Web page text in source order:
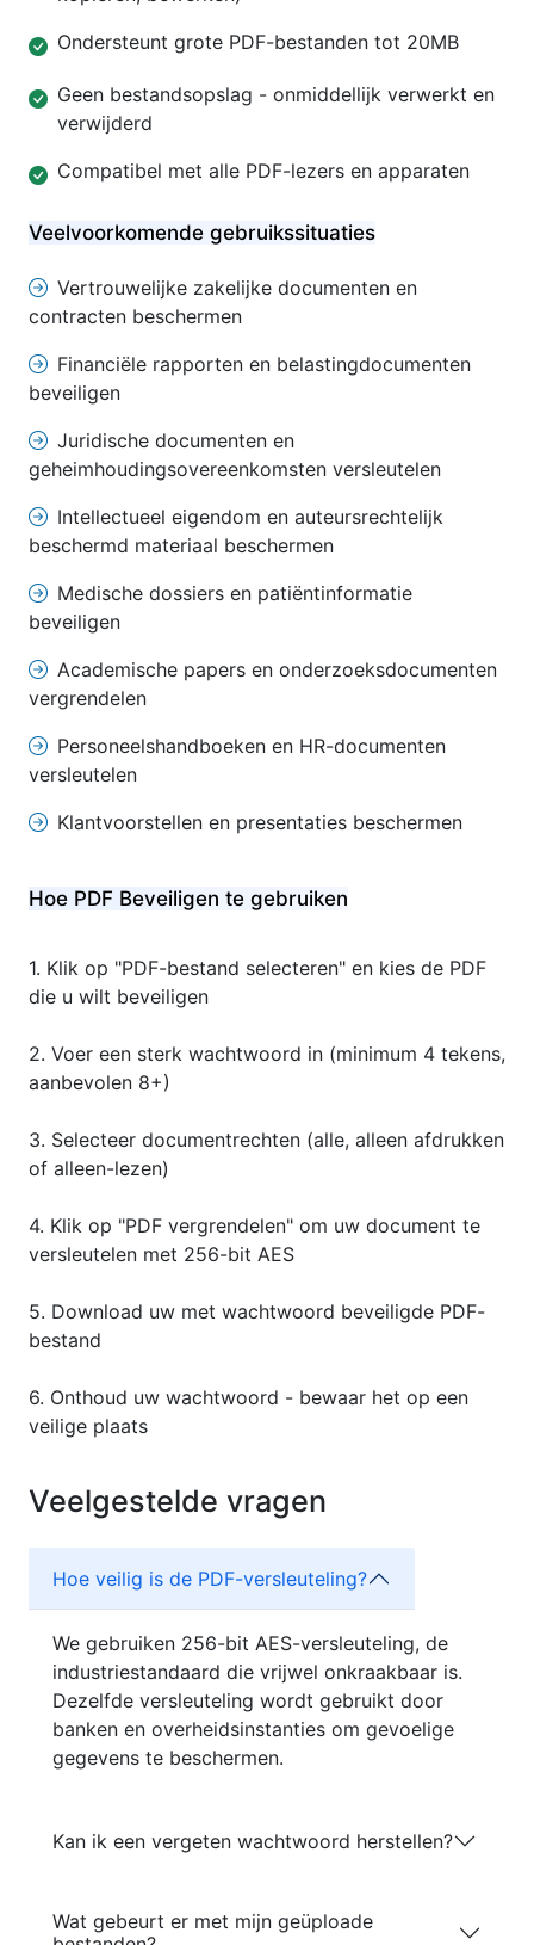
Ondersteunt grote PDF-bestanden tot 20MB
Geen bestandsopslag - onmiddellijk verwerkt en
verwijderd
Compatibel met alle PDF-lezers en apparaten
Veelvoorkomende gebruikssituaties
Vertrouwelijke zakelijke documenten en
contracten beschermen
Financiële rapporten en belastingdocumenten
beveiligen
Juridische documenten en
geheimhoudingsovereenkomsten versleutelen
Intellectueel eigendom en auteursrechtelijk
beschermd materiaal beschermen
Medische dossiers en patiëntinformatie
beveiligen
Academische papers en onderzoeksdocumenten
vergrendelen
Personeelshandboeken en HR-documenten
versleutelen
Klantvoorstellen en presentaties beschermen
Hoe PDF Beveiligen te gebruiken
Klik op "PDF-bestand selecteren" en kies de PDF
die u wilt beveiligen
Voer een sterk wachtwoord in (minimum 4 tekens,
aanbevolen 8+)
Selecteer documentrechten (alle, alleen afdrukken
of alleen-lezen)
Klik op "PDF vergrendelen" om uw document te
versleutelen met 256-bit AES
Download uw met wachtwoord beveiligde PDF-
bestand
Onthoud uw wachtwoord - bewaar het op een
veilige plaats
Veelgestelde vragen
Hoe veilig is de PDF-versleuteling?
We gebruiken 256-bit AES-versleuteling, de
industriestandaard die vrijwel onkraakbaar is.
Dezelfde versleuteling wordt gebruikt door
banken en overheidsinstanties om gevoelige
gegevens te beschermen.
Kan ik een vergeten wachtwoord herstellen?
Wat gebeurt er met mijn geüploade